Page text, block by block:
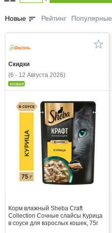
Новые sort Рейтинг Популярные
Скидки
(6 - 12 Августа 2026)
новая
Корм влажный Sheba Craft
Collection Сочные слайсы Курица
в соусе для взрослых кошек, 75г